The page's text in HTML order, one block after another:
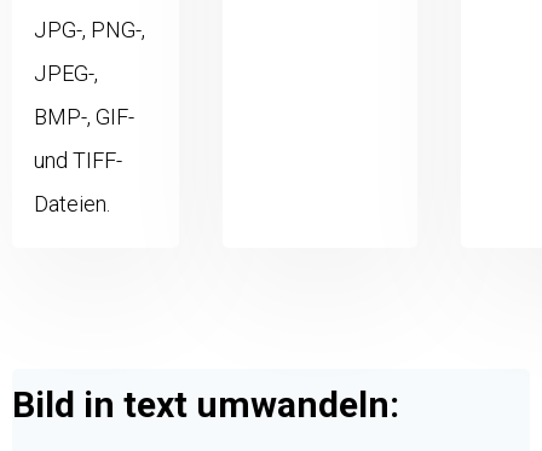
JPG-, PNG-,
JPEG-,
BMP-, GIF-
und TIFF-
Dateien.
Bild in text umwandeln: